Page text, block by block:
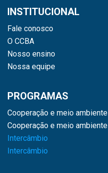
INSTITUCIONAL
Fale conosco
O CCBA
Nosso ensino
Nossa equipe
PROGRAMAS
Cooperação e meio ambiente
Cooperação e meio ambiente
Intercâmbio
Intercâmbio